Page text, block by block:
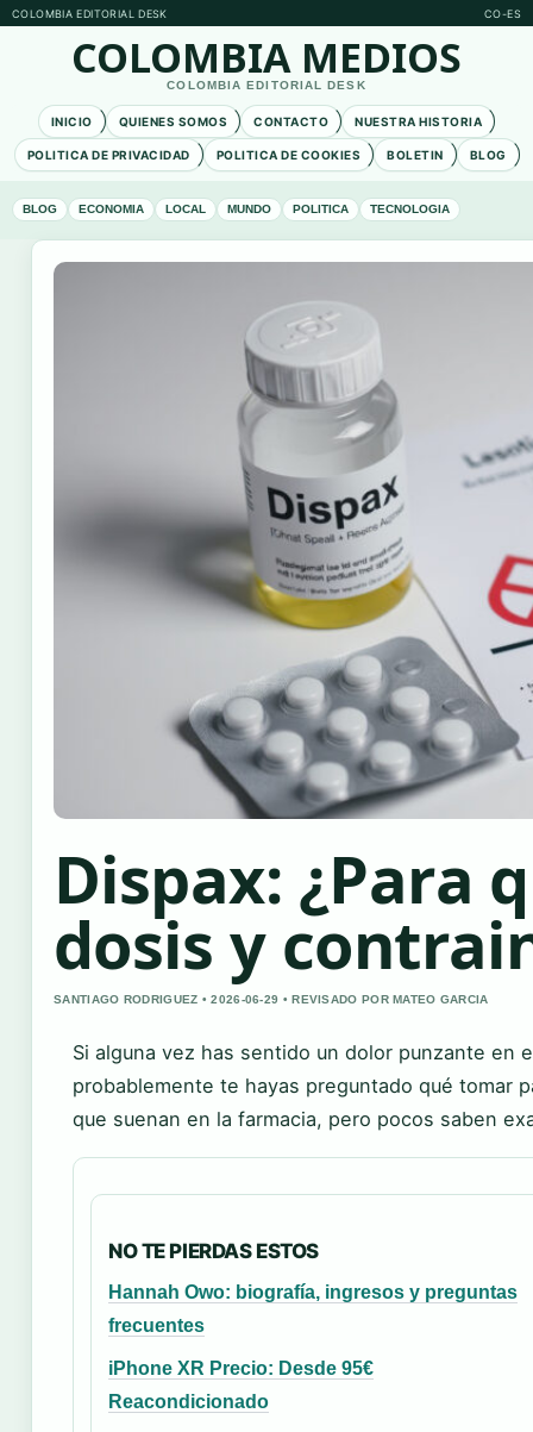
COLOMBIA EDITORIAL DESK CO-ES
COLOMBIA MEDIOS
COLOMBIA EDITORIAL DESK
INICIO QUIENES SOMOS CONTACTO NUESTRA HISTORIA
POLITICA DE PRIVACIDAD POLITICA DE COOKIES BOLETIN BLOG
BLOG ECONOMIA LOCAL MUNDO POLITICA TECNOLOGIA
Dispax: ¿Para
dosis y
SANTIAGO RODRIGUEZ • 2026-06-29 • REVISADO POR MATEO GARCIA
Si alguna vez has sentido un dolor punzante en
probablemente te hayas preguntado qué tomar
que suenan en la farmacia, pero pocos saben
NO TE PIERDAS ESTOS
Hannah Owo: biografía, ingresos y preguntas
frecuentes
iPhone XR Precio: Desde 95€
Reacondicionado